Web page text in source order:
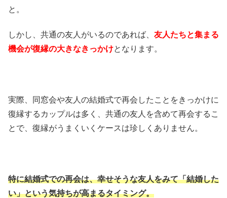
と。
しかし、共通の友人がいるのであれば、 友人たちと集まる
機会が復縁の大きなきっかけとなります。
実際、同窓会や友人の結婚式で再会したことをきっかけに
復縁するカップルは多く、共通の友人を含めて再会するこ
とで、復縁がうまくいくケースは珍しくありません。
特に結婚式での再会は、幸せそうな友人をみて「結婚した
い」という気持ちが高まるタイミング。